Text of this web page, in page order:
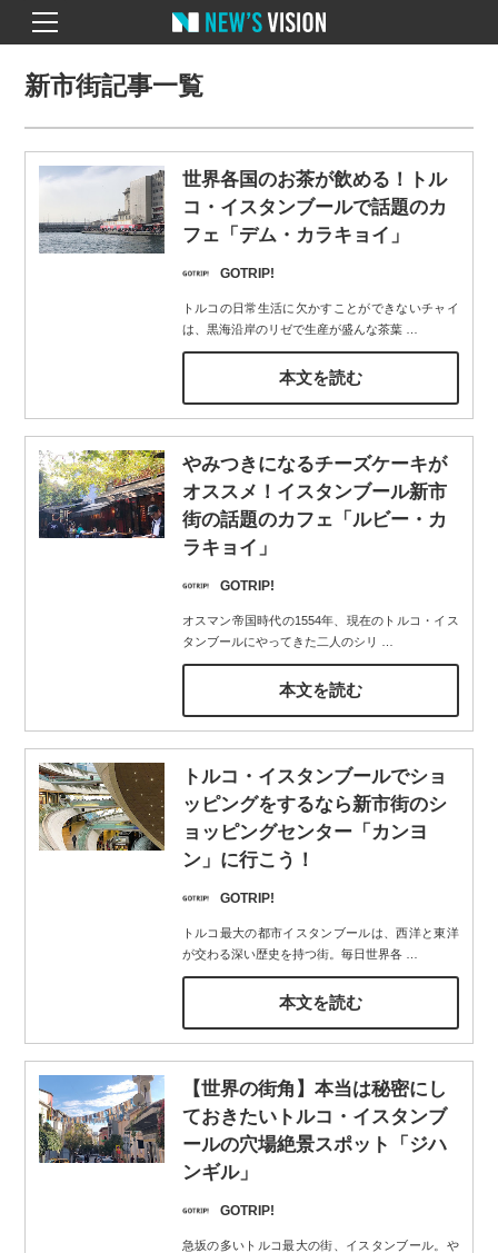
新市街記事一覧
世界各国のお茶が飲める！トル
コ・イスタンブールで話題のカ
フェ「デム・カラキョイ」
GOTRIP!
トルコの日常生活に欠かすことができないチャイ
は、黒海沿岸のリゼで生産が盛んな茶葉…
本文を読む
やみつきになるチーズケーキが
オススメ！イスタンブール新市
街の話題のカフェ「ルビー・カ
ラキョイ」
GOTRIP!
オスマン帝国時代の1554年、現在のトルコ・イス
タンブールにやってきた二人のシリ
本文を読む
トルコ・イスタンブールでショ
ッピングをするなら新市街のシ
ョッピングセンター「カンヨ
ン」に行こう！
GOTRIP!
トルコ最大の都市イスタンブールは、西洋と東洋
が交わる深い歴史を持つ街。毎日世界各…
本文を読む
【世界の街角】本当は秘密にし
ておきたいトルコ・イスタンブ
ールの穴場絶景スポット「ジハ
ンギル」
GOTRIP!
急坂の多いトルコ最大の街、イスタンブール。や